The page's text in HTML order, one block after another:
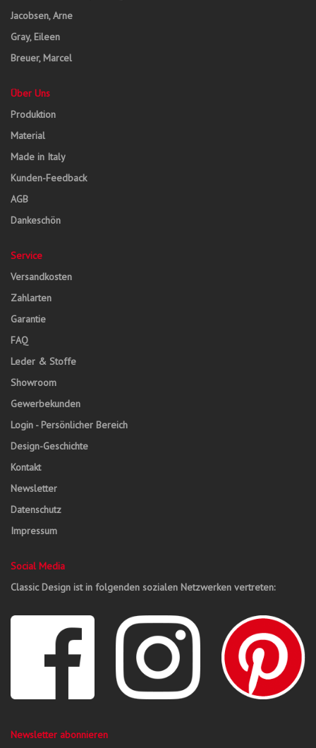
Jacobsen, Arne
Gray, Eileen
Breuer, Marcel
Über Uns
Produktion
Material
Made in Italy
Kunden-Feedback
AGB
Dankeschön
Service
Versandkosten
Zahlarten
Garantie
FAQ
Leder & Stoffe
Showroom
Gewerbekunden
Login - Persönlicher Bereich
Design-Geschichte
Kontakt
Newsletter
Datenschutz
Impressum
Social Media
Classic Design ist in folgenden sozialen Netzwerken vertreten:
Newsletter abonnieren